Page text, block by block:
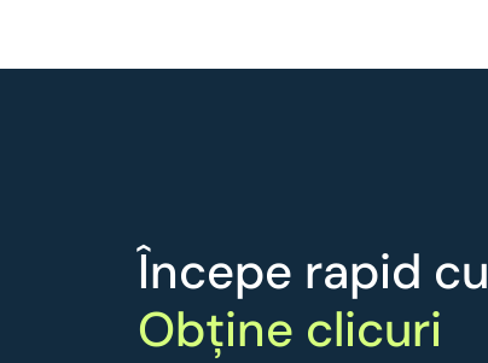
Începe rapid cu
Obține clicuri